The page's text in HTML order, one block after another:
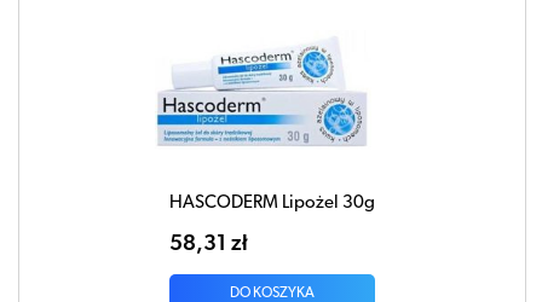
HASCODERM Lipożel 30g
58,31 zł
DO KOSZYKA